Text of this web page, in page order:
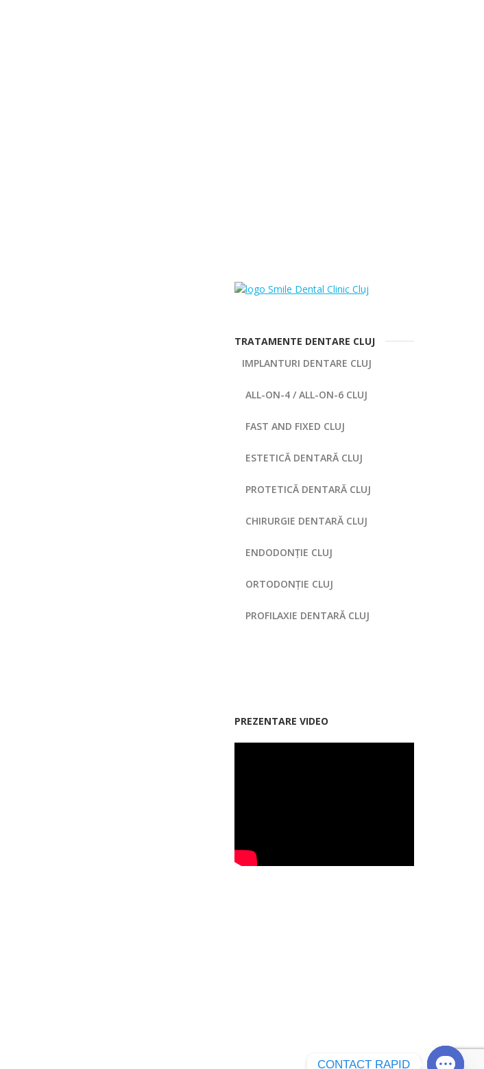
TRATAMENTE DENTARE CLUJ
IMPLANTURI DENTARE CLUJ
ALL-ON-4 / ALL-ON-6 CLUJ
FAST AND FIXED CLUJ
ESTETICĂ DENTARĂ CLUJ
PROTETICĂ DENTARĂ CLUJ
CHIRURGIE DENTARĂ CLUJ
ENDODONȚIE CLUJ
ORTODONȚIE CLUJ
PROFILAXIE DENTARĂ CLUJ
PREZENTARE VIDEO
CONTACT RAPID